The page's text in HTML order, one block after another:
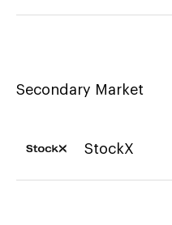
Secondary Market
StockX